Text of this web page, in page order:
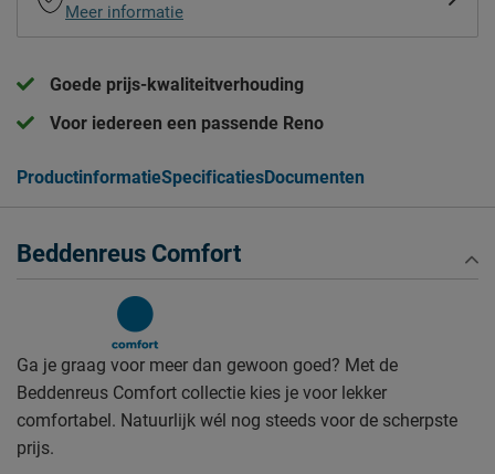
Meer informatie
Goede prijs-kwaliteitverhouding
Voor iedereen een passende Reno
ProductinformatieSpecificatiesDocumenten
Beddenreus Comfort
Ga je graag voor meer dan gewoon goed? Met de
Beddenreus Comfort collectie kies je voor lekker
comfortabel. Natuurlijk wél nog steeds voor de scherpste
prijs.